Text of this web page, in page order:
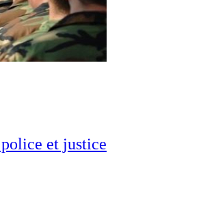
et justice